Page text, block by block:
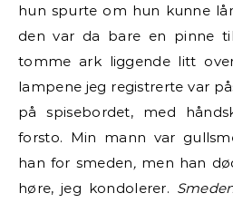
hun spurte om hun kunne
den var da bare en pinne
tomme ark liggende litt
lampene jeg registrerte var
på spisebordet, med
forsto. Min mann var
han for smeden, men han
høre, jeg kondolerer.